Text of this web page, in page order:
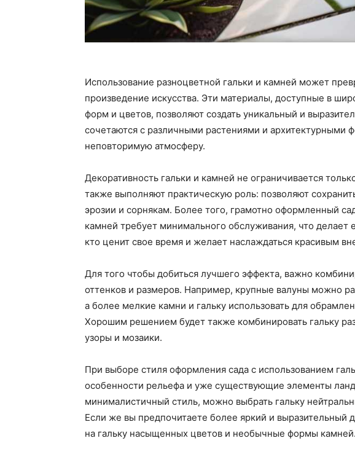
Использование разноцветной гальки и камней может
произведение искусства. Эти материалы, доступные в
форм и цветов, позволяют создать уникальный и
сочетаются с различными растениями и архитектурными
неповторимую атмосферу.
Декоративность гальки и камней не ограничивается
также выполняют практическую роль: позволяют
эрозии и сорнякам. Более того, грамотно оформленный
камней требует минимального обслуживания, что
кто ценит свое время и желает наслаждаться красивым
Для того чтобы добиться лучшего эффекта, важно
оттенков и размеров. Например, крупные валуны можно
а более мелкие камни и гальку использовать для
Хорошим решением будет также комбинировать гальку
узоры и мозаики.
При выборе стиля оформления сада с использованием
особенности рельефа и уже существующие элементы
минималистичный стиль, можно выбрать гальку
Если же вы предпочитаете более яркий и выразительный
на гальку насыщенных цветов и необычные формы камней.